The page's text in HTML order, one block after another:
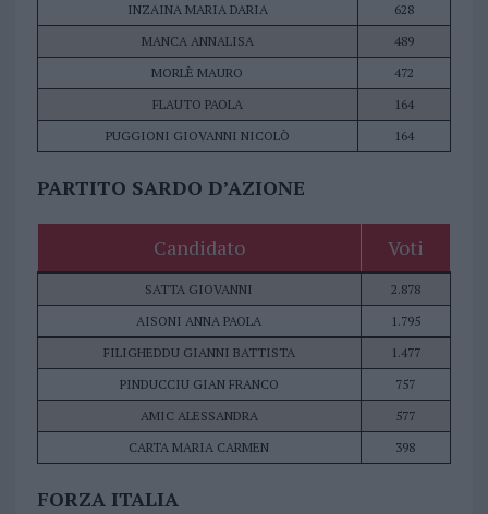
INZAINA MARIA DARIA
628
MANCA ANNALISA
489
MORLÈ MAURO
472
FLAUTO PAOLA
164
PUGGIONI GIOVANNI NICOLÒ
164
PARTITO SARDO D’AZIONE
Candidato Voti
SATTA GIOVANNI
2.878
AISONI ANNA PAOLA
1.795
FILIGHEDDU GIANNI BATTISTA
1.477
PINDUCCIU GIAN FRANCO
757
AMIC ALESSANDRA
577
CARTA MARIA CARMEN
398
FORZA ITALIA